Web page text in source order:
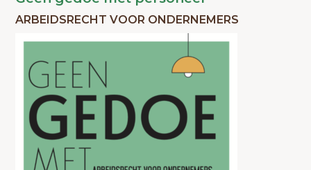
ARBEIDSRECHT VOOR ONDERNEMERS